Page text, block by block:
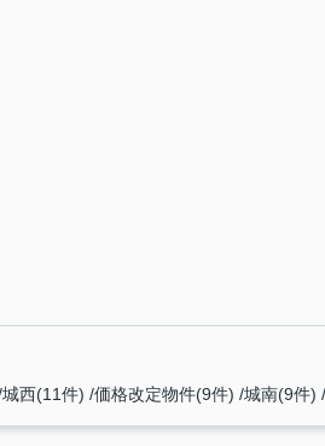
城西(11件) 価格改定物件(9件) 城南(9件)